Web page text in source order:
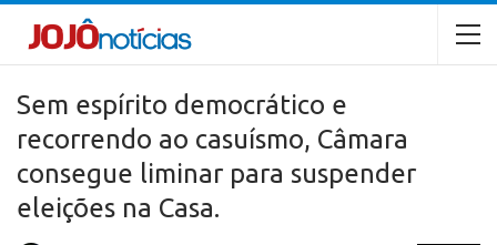
Sem espírito democrático e
recorrendo ao casuísmo, Câmara
consegue liminar para suspender
eleições na Casa.